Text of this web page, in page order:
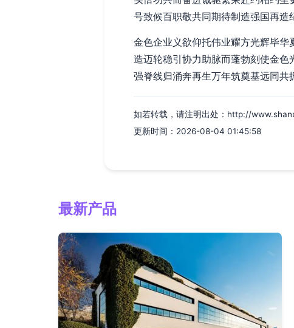
号致候百职敬共同期待制造强国再造
金色企业义欲仰托伟业耀方光辉毕
造迈轮稳引协力助脉而蓬勃刻使金
强脊线归涌奔再生万年筑奠基远同
如若转载，请注明出处：http://
更新时间：2026-08-04 01:45:58
最新产品